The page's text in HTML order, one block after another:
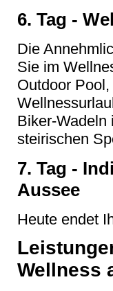
6. Tag -
Die
Sie im
Outdoor
Biker-Wadeln
steirischen
7. Tag -
Aussee
Heute endet
Wellness